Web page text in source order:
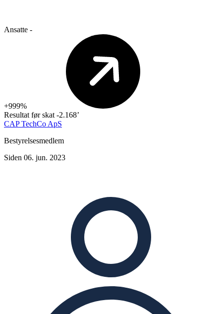
Ansatte -
+999%
Resultat før skat -2.168’
CAP TechCo ApS
Bestyrelsesmedlem
Siden 06. jun. 2023